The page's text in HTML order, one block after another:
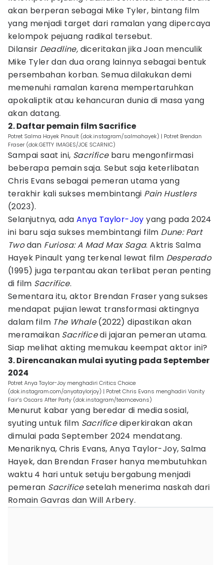
akan berperan sebagai Mike Tyler, bintang film
yang menjadi target dari ramalan yang dipercaya
kelompok pejuang radikal tersebut.
Dilansir Deadline, diceritakan jika Joan menculik
Mike Tyler dan dua orang lainnya sebagai bentuk
persembahan korban. Semua dilakukan demi
memenuhi ramalan karena mempertaruhkan
apokaliptik atau kehancuran dunia di masa yang
akan datang.
2. Daftar pemain film Sacrifice
Potret Salma Hayek Pinault (dok.instagram/salmahayek) | Potret Brendan
Fraser (dok.GETTY IMAGES/JOE SCARNIC)
Sampai saat ini, Sacrificebaru mengonfirmasi
beberapa pemain saja. Sebut saja keterlibatan
Chris Evans sebagai pemeran utama yang
terakhir kali sukses membintangi Pain Hustlers
(2023).
Selanjutnya, ada Anya Taylor-Joy yang pada 2024
ini baru saja sukses membintangi film Dune: Part
Twodan Furiosa: A Mad Max Saga. Aktris Salma
Hayek Pinault yang terkenal lewat film Desperado
(1995) juga terpantau akan terlibat peran penting
di film Sacrifice.
Sementara itu, aktor Brendan Fraser yang sukses
mendapat pujian lewat transformasi aktingnya
dalam film The Whale(2022) dipastikan akan
meramaikan Sacrificedi jajaran pemeran utama.
Siap melihat akting memukau keempat aktor ini?
3. Direncanakan mulai syuting pada September
2024
Potret Anya Taylor-Joy menghadiri Critics Choice
(dok.instagram.com/anyataylorjoy) | Potret Chris Evans menghadiri Vanity
Fair’s Oscars After Party (dok.instagram/teamcevans)
Menurut kabar yang beredar di media sosial,
syuting untuk film Sacrificediperkirakan akan
dimulai pada September 2024 mendatang.
Menariknya, Chris Evans, Anya Taylor-Joy, Salma
Hayek, dan Brendan Fraser hanya membutuhkan
waktu 4 hari untuk setuju bergabung menjadi
pemeran Sacrificesetelah menerima naskah dari
Romain Gavras dan Will Arbery.